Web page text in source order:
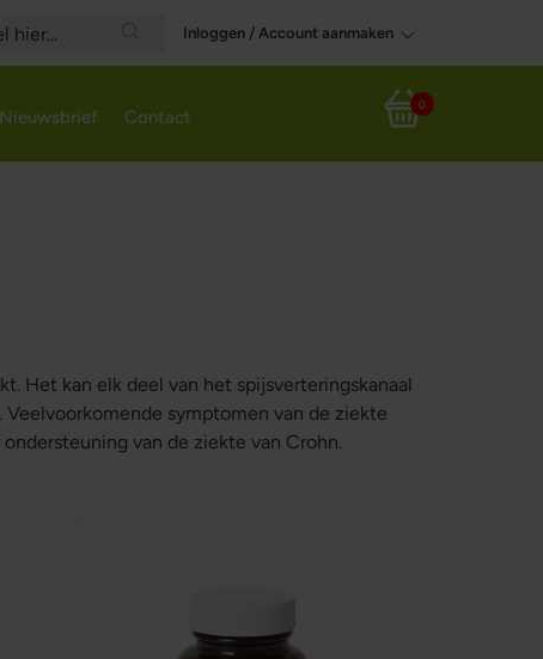
Search
Inloggen / Account aanmaken
Winkelwagen
0
Nieuwsbrief Contact
Het kan elk deel van het spijsverteringskanaal
symptomen van de ziekte
van de ziekte van Crohn.